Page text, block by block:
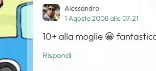
Alessandro
1 Agosto 2008 alle 07:21
10+ alla moglie 😀
Rispondi